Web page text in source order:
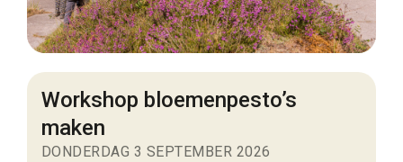
Workshop bloemenpesto’s
maken
DONDERDAG 3 SEPTEMBER 2026